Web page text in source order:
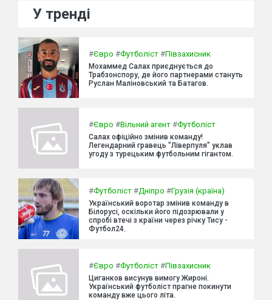
У тренді
#Євро #Футболіст #Півзахисник
Мохаммед Салах приєднується до
Трабзонспору, де його партнерами стануть
Руслан Маліновський та Батагов.
#Євро #Вільний агент #Футболіст
Салах офіційно змінив команду!
Легендарний гравець "Ліверпуля" уклав
угоду з турецьким футбольним гігантом.
#Футболіст #Дніпро #Грузія (країна)
Український воротар змінив команду в
Білорусі, оскільки його підозрювали у
спробі втечі з країни через річку Тису -
Футбол24.
#Євро #Футболіст #Півзахисник
Циганков висунув вимогу Жироні.
Український футболіст прагне покинути
команду вже цього літа.